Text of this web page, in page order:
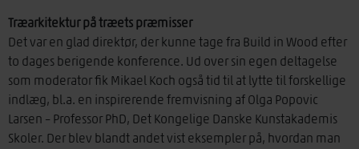
Træarkitektur på træets præmisser
Det var en glad direktør, der kunne tage fra Build in Wood efter
to dages berigende konference. Ud over sin egen deltagelse
som moderator fik Mikael Koch også tid til at lytte til forskellige
indlæg, bl.a. en inspirerende fremvisning af Olga Popovic
Larsen – Professor PhD, Det Kongelige Danske Kunstakademis
Skoler. Der blev blandt andet vist eksempler på, hvordan man